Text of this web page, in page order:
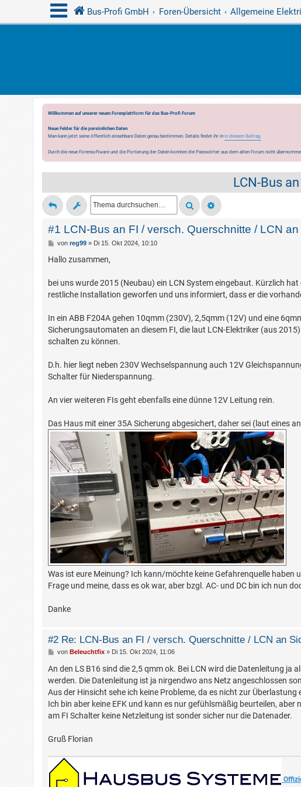
Bus-Profi GmbH Foren-Übersicht Allgemeine
Willkommen auf unserer neuen Forenplattform für das Bus-Profi Forum
Neue Felder für die persönlichen Daten
Man kann jetzt seine öffentlich einsehbare Daten genau bestimmen. Details findet ihr in in diesem Beitrag.
Durch die neue Forensoftware und die Portierung der Daten konnten die Passwörter aus dem alten Forum nicht
LCN-Bus
#1 LCN-Bus an FI / versch. Querschnitte / LCN
B
i
a
g
von reg99» Di 15. Okt 2024, 10:10
Hallo zusammen,
bei uns wurde 2015 (Neubau) ein LCN System eingebaut. Kürzlich
restliche Installation geworfen und uns informiert, dass er die
In ein ABB F204A gehen 10qmm (230V), 2,5qmm (12V) und eine
Sicherungsautomaten an diesem FI, die laut LCN-Elektriker (aus
schalten zu können.
D.h. hier liegt neben 230V Wechselspannung auch 12V
Schalter für Niederspannung.
An vier weiteren FIs geht ebenfalls eine dünne 12V Leitung rein.
Das Haus mit einer 35A Sicherung abgesichert, daher sei (laut eines
Was ist eure Meinung? Ich kann/möchte keine Gefahrenquelle
Frage und meine, dass es ok war, aber bzgl. AC- und DC bin ich nun
Danke
#2 Re: LCN-Bus an FI / versch. Querschnitte / LCN an
B
i
t
r
a
g
von Beleuchtfix» Di 15. Okt 2024, 11:06
An den LS B16 sind die 2,5 qmm ok. Bei LCN wird die Datenleitung
werden. Die Datenleitung ist ja nirgendwo ans Netz angeschlossen
Aus der Hinsicht sehe ich keine Probleme, da es nicht zur
Ich bin aber keine EFK und kann es nur gefühlsmäßig beurteilen,
am FI Schalter keine Netzleitung ist sonder sicher nur die Datenader.
Gruß Florian